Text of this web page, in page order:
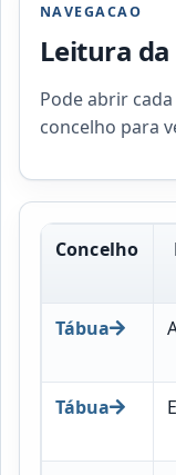
NAVEGACAO
Leitura
Pode abrir
concelho para
Concelho
Tábua
Tábua